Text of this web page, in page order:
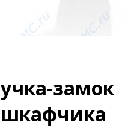
замок
шкафчика